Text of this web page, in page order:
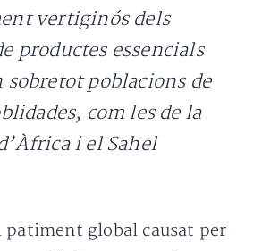
vertiginós dels
productes essencials
sobretot poblacions de
com les de la
i el Sahel
patiment global causat per